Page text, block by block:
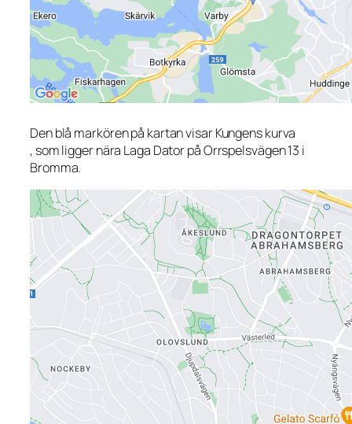
Den blå markören på kartan visar Kungens kurva
, som ligger nära Laga Dator på Orrspelsvägen 13 i
Bromma.